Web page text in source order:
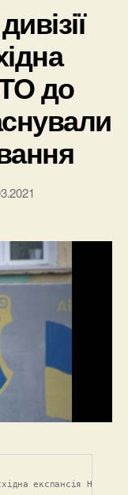
до
експансія НАТО